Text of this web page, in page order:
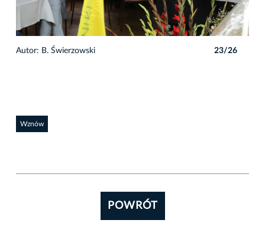
Autor: B. Świerzowski 23/26
Wznów
POWRÓT